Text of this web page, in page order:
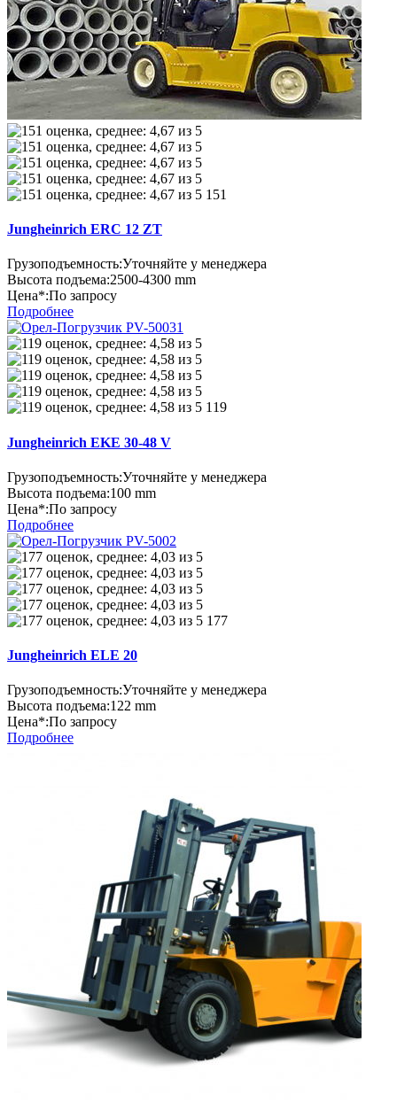
151
Jungheinrich ERC 12 ZT
Грузоподъемность:Уточняйте у менеджера
Высота подъема:2500-4300 mm
Цена*:По запросу
Подробнее
119
Jungheinrich EKE 30-48 V
Грузоподъемность:Уточняйте у менеджера
Высота подъема:100 mm
Цена*:По запросу
Подробнее
177
Jungheinrich ELE 20
Грузоподъемность:Уточняйте у менеджера
Высота подъема:122 mm
Цена*:По запросу
Подробнее